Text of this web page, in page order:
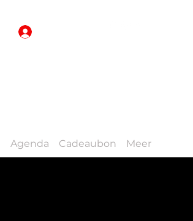
Agenda Cadeaubon Meer